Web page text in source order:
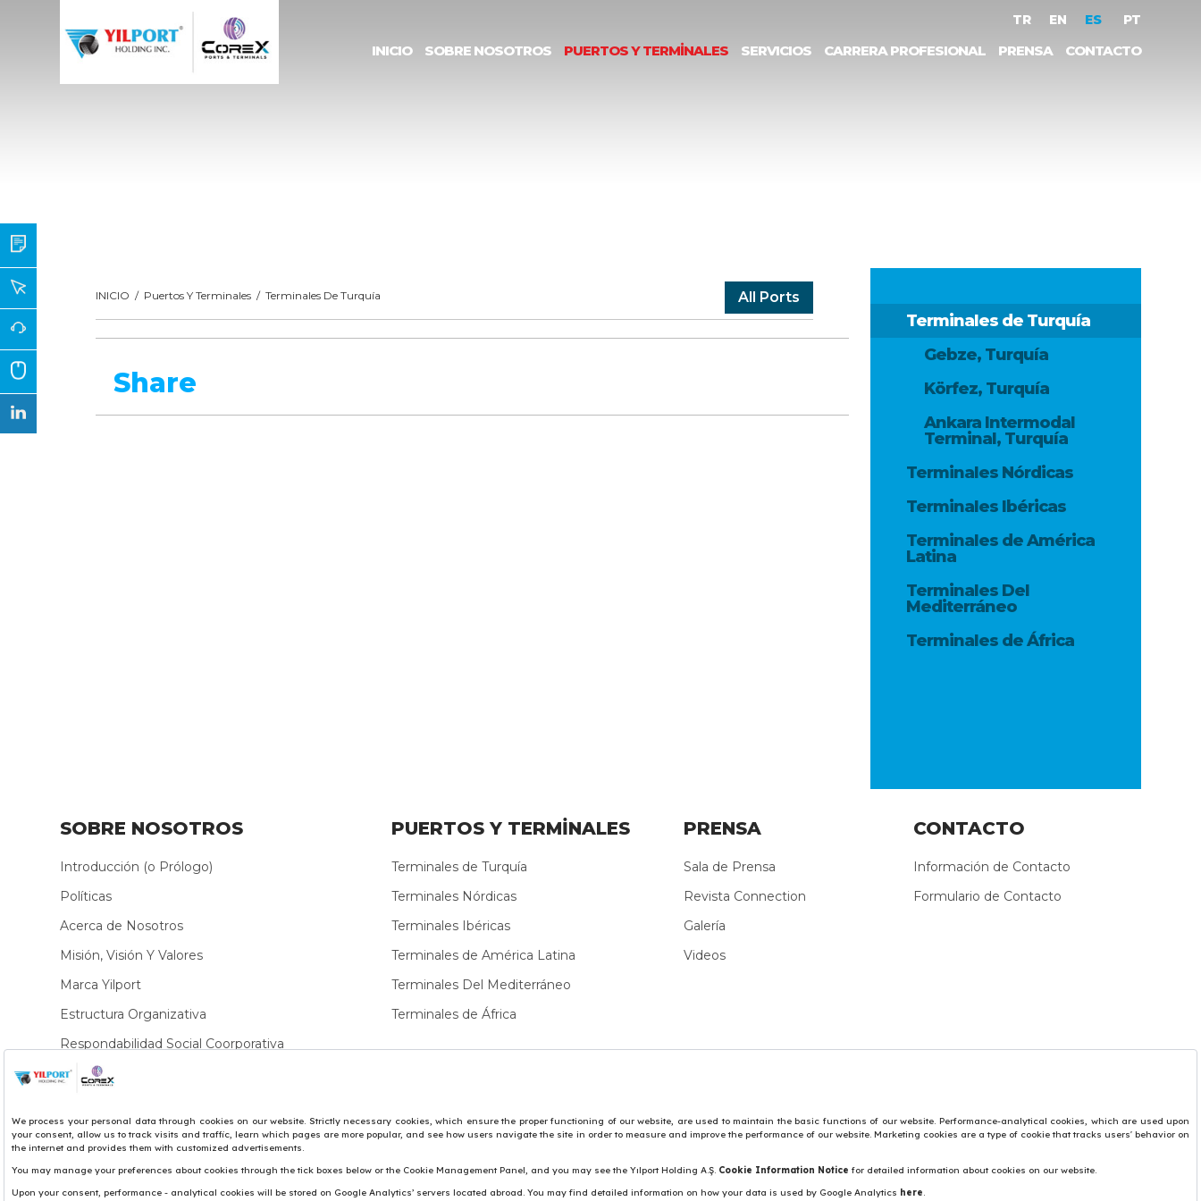
TR EN ES PT
INICIO SOBRE NOSOTROS PUERTOS Y TERMİNALES SERVICIOS CARRERA PROFESIONAL PRENSA CONTACTO
Terminales de Turquía
Gebze, Turquía
Körfez, Turquía
Ankara Intermodal
Terminal, Turquía
Terminales Nórdicas
Terminales Ibéricas
Terminales de América
Latina
Terminales Del
Mediterráneo
Terminales de África
All Ports
INICIO / Puertos Y Terminales / Terminales De Turquía
Share
SOBRE NOSOTROS
Introducción (o Prólogo)
Políticas
Acerca de Nosotros
Misión, Visión Y Valores
Marca Yilport
Estructura Organizativa
Respondabilidad Social Coorporativa
Sostenibilidad
PUERTOS Y TERMİNALES
Terminales de Turquía
Terminales Nórdicas
Terminales Ibéricas
Terminales de América Latina
Terminales Del Mediterráneo
Terminales de África
PRENSA
Sala de Prensa
Revista Connection
Galería
Videos
CONTACTO
Información de Contacto
Formulario de Contacto
Copyright© 2017 Yılport Holding Inc.
Términos y Condiciones
Aviso Legal